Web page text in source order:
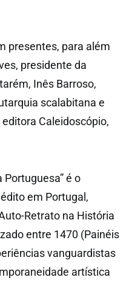
presentes, para além
presidente da
Inês Barroso,
scalabitana e
Caleidoscópio,
Portuguesa” é o
em Portugal,
Retrato na História
entre 1470 (Painéis
vanguardistas
artística